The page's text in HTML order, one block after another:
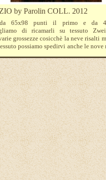
by Parolin COLL. 2012
da 65x98 punti il primo e da
di ricamarli su tessuto
grossezze cosicchè la neve risalti
possiamo spedirvi anche le nove
.Il prezzo si riferisce ai due schemi